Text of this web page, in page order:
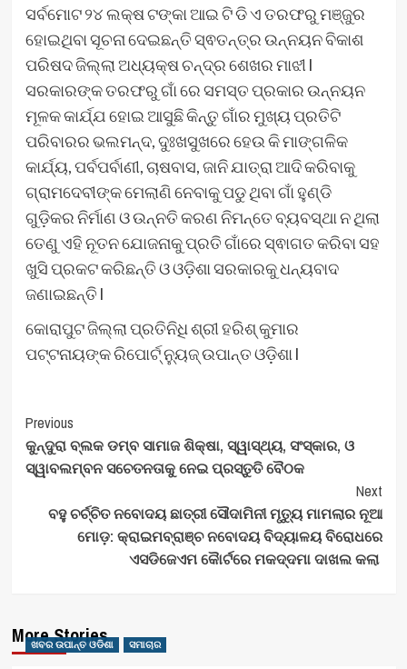
ସର୍ବମୋଟ ୨୪ ଲକ୍ଷ ଟଙ୍କା ଆଇ ଟି ଡି ଏ ତରଫରୁ ମଞ୍ଜୁର
ହୋଇଥିବା ସୂଚନା ଦେଇଛନ୍ତି ସ୍ଵତନ୍ତ୍ର ଉନ୍ନୟନ ବିକାଶ
ପରିଷଦ ଜିଲ୍ଲା ଅଧ୍ୟକ୍ଷ ଚନ୍ଦ୍ର ଶେଖର ମାଝୀ l
ସରକାରଙ୍କ ତରଫରୁ ଗାଁ ରେ ସମସ୍ତ ପ୍ରକାର ଉନ୍ନୟନ
ମୂଳକ କାର୍ଯ୍ଯ ହୋଇ ଆସୁଛି କିନ୍ତୁ ଗାଁର ମୁଖ୍ୟ ପ୍ରତିଟି
ପରିବାରର ଭଲମନ୍ଦ, ଦୁଃଖସୁଖରେ ହେଉ କି ମାଙ୍ଗଳିକ
କାର୍ଯ୍ୟ, ପର୍ବପର୍ବାଣୀ, ଚାଷବାସ, ଜାନି ଯାତ୍ରା ଆଦି କରିବାକୁ
ଗ୍ରାମଦେବୀଙ୍କ ମେଲାଣି ନେବାକୁ ପଡୁ ଥିବା ଗାଁ ହୁଣ୍ଡି
ଗୁଡ଼ିକର ନିର୍ମାଣ ଓ ଉନ୍ନତି କରଣ ନିମନ୍ତେ ବ୍ୟବସ୍ଥା ନ ଥିଲା
ତେଣୁ ଏହି ନୂତନ ଯୋଜନାକୁ ପ୍ରତି ଗାଁରେ ସ୍ଵାଗତ କରିବା ସହ
ଖୁସି ପ୍ରକଟ କରିଛନ୍ତି ଓ ଓଡ଼ିଶା ସରକାରକୁ ଧନ୍ୟବାଦ
ଜଣାଇଛନ୍ତି l
କୋରାପୁଟ ଜିଲ୍ଲା ପ୍ରତିନିଧି ଶ୍ରୀ ହରିଶ୍ କୁମାର
ପଟ୍ଟନାୟଙ୍କ ରିପୋର୍ଟ୍ ନ୍ୟୁଜ୍ ଉପାନ୍ତ ଓଡ଼ିଶା l
Post
Navigation
Previous
କୁନ୍ଦୁରା ବ୍ଲକ ଡମ୍ବ ସାମାଜ ଶିକ୍ଷା, ସ୍ୱାସ୍ଥ୍ୟ, ସଂସ୍କାର, ଓ
ସ୍ୱାବଲମ୍ବନ ସଚେତନତାକୁ ନେଇ ପ୍ରସ୍ତୁତି ବୈଠକ
Next
ବହୁ ଚର୍ଚ୍ଚିତ ନବୋଦୟ ଛାତ୍ରୀ ସୌଦାମିନୀ ମୃତ୍ୟୁ ମାମଲାର ନୂଆ
ମୋଡ଼: କ୍ରାଇମବ୍ରାଞ୍ଚ ନବୋଦୟ ବିଦ୍ୟାଳୟ ବିରୋଧରେ
ଏସଡିଜେଏମ କୋୖର୍ଟରେ ମକଦ୍ଦମା ଦାଖଲ କଲା
More Stories
ଖବର ଉପାନ୍ତ ଓଡିଶା ସମାଚାର